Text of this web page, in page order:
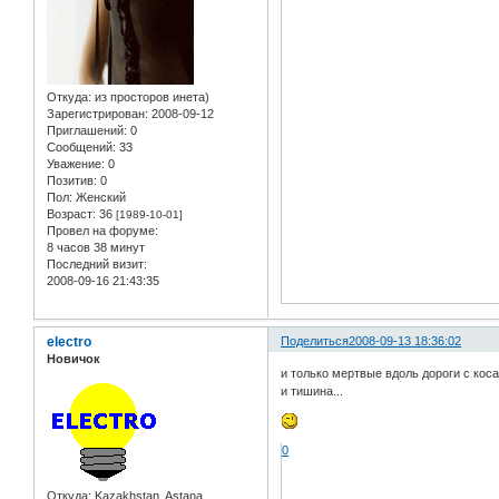
Откуда: из просторов инета)
Зарегистрирован: 2008-09-12
Приглашений: 0
Сообщений: 33
Уважение: 0
Позитив: 0
Пол: Женский
Возраст: 36 [1989-10-01]
Провел на форуме:
8 часов 38 минут
Последний визит:
2008-09-16 21:43:35
Поделиться2008-09-13 18:36:02
electro
Новичок
Откуда: Kazakhstan, Astana
и только мертвые вдоль дороги с
и тишина...
0